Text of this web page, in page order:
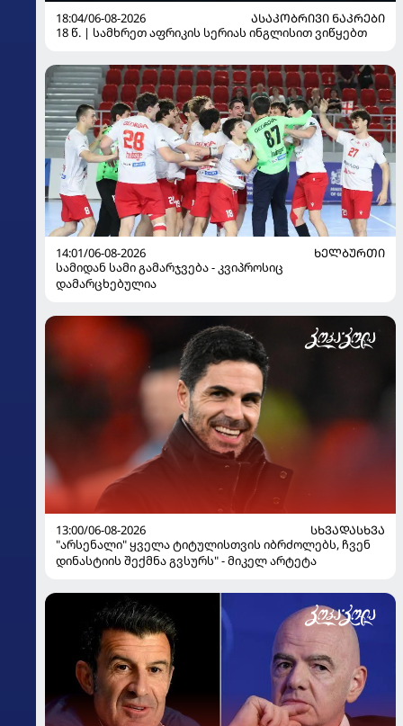
18:04/06-08-2026
ᲐᲡᲐᲙᲝᲑᲠᲘᲕᲘ ᲜᲐᲙᲠᲔᲑᲘ
18 წ. | სამხრეთ აფრიკის სერიას ინგლისით ვიწყებთ
14:01/06-08-2026
ᲮᲔᲚᲑᲣᲠᲗᲘ
სამიდან სამი გამარჯვება - კვიპროსიც
დამარცხებულია
13:00/06-08-2026
ᲡᲮᲕᲐᲓᲐᲡᲮᲕᲐ
"არსენალი" ყველა ტიტულისთვის იბრძოლებს, ჩვენ
დინასტიის შექმნა გვსურს" - მიკელ არტეტა